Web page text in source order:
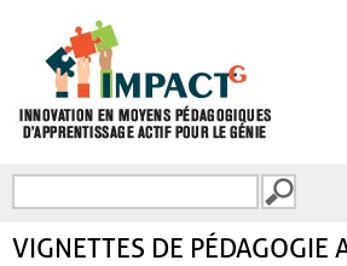
FORMULAIRE DE
VIGNETTES DE PÉDAGOGIE